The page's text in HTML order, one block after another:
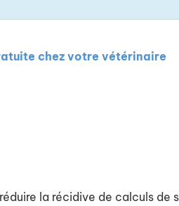
chez votre vétérinaire
la récidive de calculs de